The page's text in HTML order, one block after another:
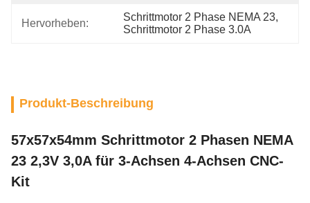
Hervorheben:
Schrittmotor 2 Phase NEMA 23,
Schrittmotor 2 Phase 3.0A
Produkt-Beschreibung
57x57x54mm Schrittmotor 2 Phasen NEMA
23 2,3V 3,0A für 3-Achsen 4-Achsen CNC-
Kit